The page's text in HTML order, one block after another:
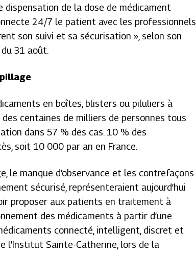
dispensation de la dose de médicament
24/7 le patient avec les professionnels
son suivi et sa sécurisation » , selon son
31 août.
en boîtes, blisters ou piluliers à
centaines de milliers de personnes tous
dans 57 % des cas. 10 % des
soit 10 000 par an en France.
le manque d’observance et les contrefaçons
sécurisé, représenteraient aujourd’hui
proposer aux patients en traitement à
des médicaments à partir d’une
connecté, intelligent, discret et
l’Institut Sainte-Catherine, lors de la